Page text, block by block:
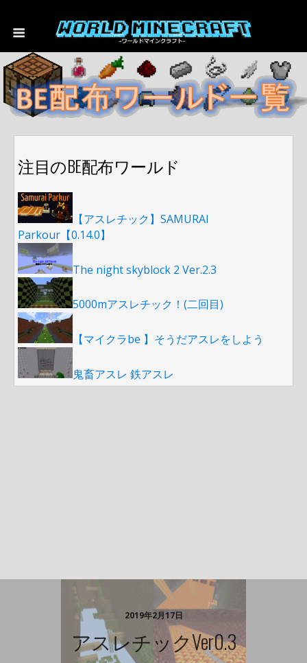
注目のBE配布ワールド
【アスレチック】SAMURAI
Parkour【0.14.0】
The night skyblock 2 Ver.2.3
5000mアスレチック！(二回目)
【マイクラbe 】そうだアスレをしよう
鬼畜アスレ 鉄アスレ
2019年2月17日
アスレチックver0.3